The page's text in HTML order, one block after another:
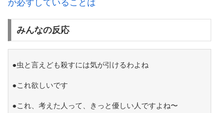
が必ずしていることは
みんなの反応
●虫と言えども殺すには気が引けるわよね
●これ欲しいです
●これ、考えた人って、きっと優しい人ですよね〜